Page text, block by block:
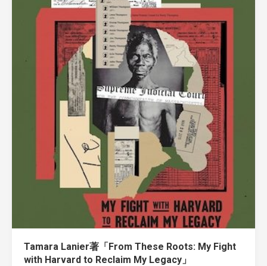
Tamara Lanier著「From These Roots: My Fight
with Harvard to Reclaim My Legacy」